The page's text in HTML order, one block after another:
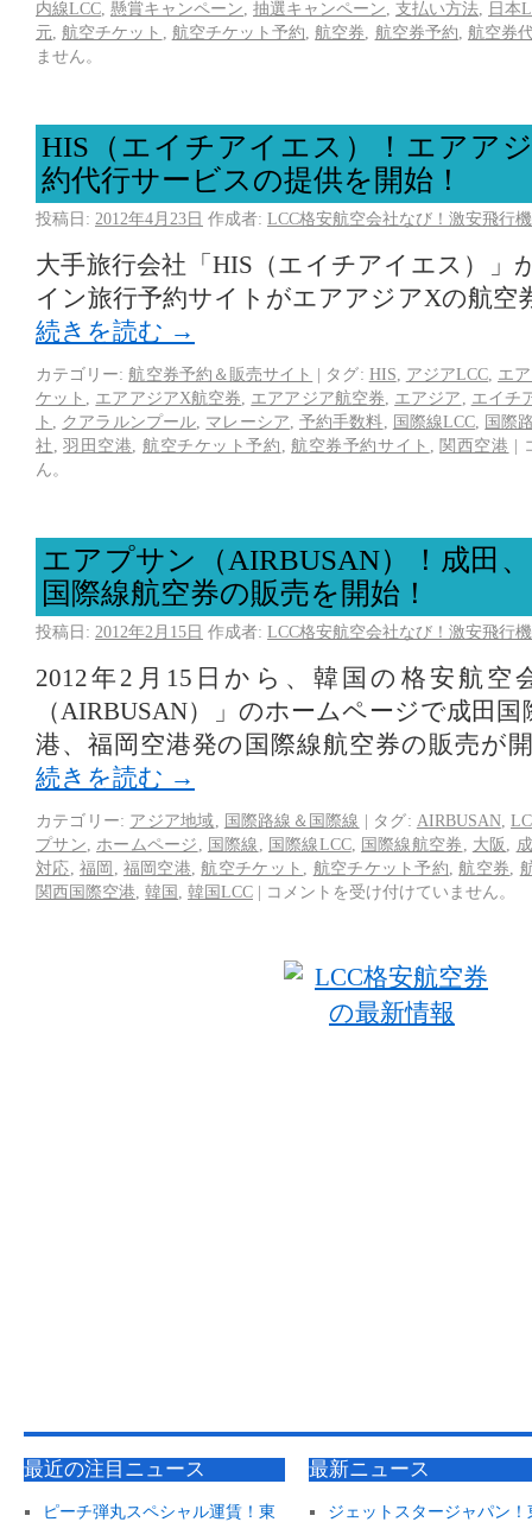
内線LCC 懸賞キャンペーン 抽選キャンペーン 支払い方法
日本
元 ,航空チケット 航空チケット予約 ,航空券 航空券予約 航空券
ません。
HIS（エイチアイエス）！エアア
約代行サービスの提供を開始！
投稿日: 2012年4月23日 作成者: LCC格安航空会社なび！激安飛行
大手旅行会社「HIS（エイチアイエス）」
イン旅行予約サイトがエアアジアXの航空
続きを読む →
カテゴリー: 航空券予約＆販売サイト | タグ: HIS アジアLCC, エ
ケット
エアアジアX航空券 エアアジア航空券 エアジア
エイチ
ト
クアラルンプール マレーシア ,予約手数料 国際線LCC
国際
社 ,羽田空港 ,航空チケット予約 ,航空券予約サイト 関西空港 |
ん。
エアプサン（AIRBUSAN）！成田
国際線航空券の販売を開始！
投稿日: 2012年2月15日 作成者: LCC格安航空会社なび！激安飛行
2012年2月15日から、韓国の格安航空
（AIRBUSAN）」のホームページで成田
港、福岡空港発の国際線航空券の販売が
続きを読む →
カテゴリー: アジア地域 国際路線＆国際線 | タグ: AIRBUSAN,
プサン
ホームページ 国際線 国際線LCC, 国際線航空券 大阪
対応 福岡 福岡空港 ,航空チケット 航空チケット予約 ,航空券
関西国際空港 韓国 韓国LCC | コメントを受け付けていません。
最近の注目ニュース
ピーチ弾丸スペシャル運賃！東
最新ニュース
ジェットスタージャパン！